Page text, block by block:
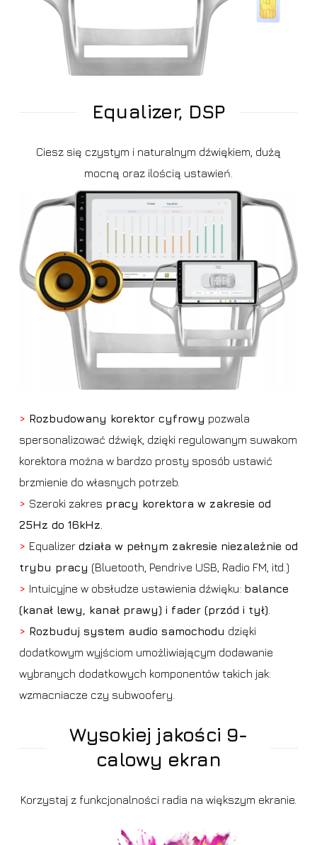
Equalizer, DSP
Ciesz się czystym i naturalnym dźwiękiem, dużą
mocną oraz ilością ustawień.
> Rozbudowany korektor cyfrowy pozwala
spersonalizować dźwięk, dzięki regulowanym suwakom
korektora można w bardzo prosty sposób ustawić
brzmienie do własnych potrzeb.
> Szeroki zakres pracy korektora w zakresie od
25Hz do 16kHz.
> Equalizer działa w pełnym zakresie niezależnie od
trybu pracy (Bluetooth, Pendrive USB, Radio FM, itd.)
> Intuicyjne w obsłudze ustawienia dźwięku: balance
(kanał lewy, kanał prawy) i fader (przód i tył)
> Rozbuduj system audio samochodu dzięki
dodatkowym wyjściom umożliwiającym dodawanie
wybranych dodatkowych komponentów takich jak:
wzmacniacze czy subwoofery.
Wysokiej jakości 9-
calowy ekran
Korzystaj z funkcjonalności radia na większym ekranie.